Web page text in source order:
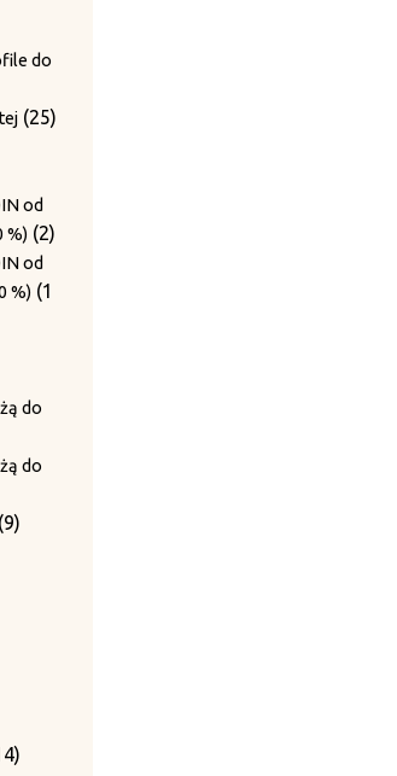
do
2525
od
%)
22
od
%)
1
do
do
99
14